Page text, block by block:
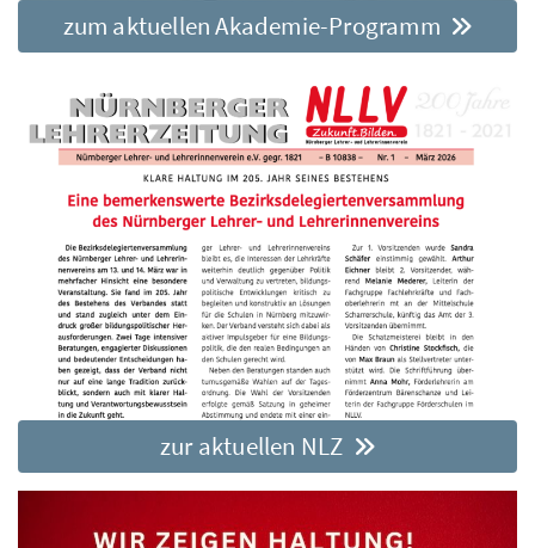
zum aktuellen Akademie-Programm
zur aktuellen NLZ